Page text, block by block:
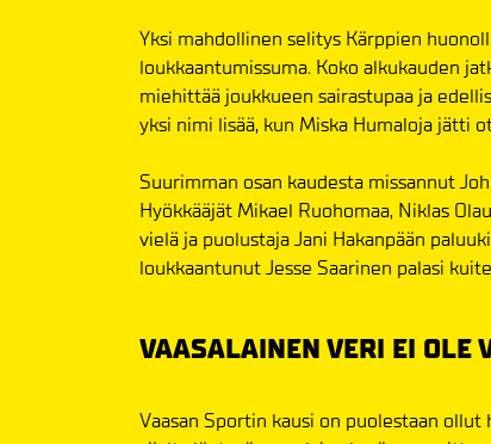
Yksi mahdollinen selitys Kärppien
loukkaantumissuma. Koko alkukauden
miehittää joukkueen sairastupaa ja
yksi nimi lisää, kun Miska Humaloja jätti
Suurimman osan kaudesta missannut
Hyökkääjät Mikael Ruohomaa, Niklas
vielä ja puolustaja Jani Hakanpään
loukkaantunut Jesse Saarinen palasi
VAASALAINEN VERI EI OLE
Vaasan Sportin kausi on puolestaan